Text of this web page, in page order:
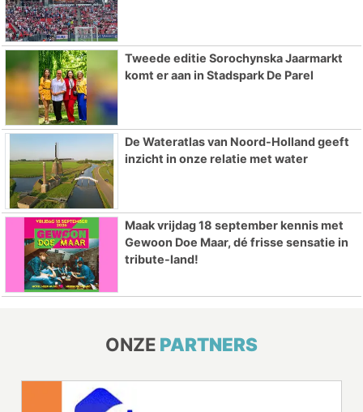
Tweede editie Sorochynska Jaarmarkt
komt er aan in Stadspark De Parel
De Wateratlas van Noord-Holland geeft
inzicht in onze relatie met water
Maak vrijdag 18 september kennis met
Gewoon Doe Maar, dé frisse sensatie in
tribute-land!
ONZE PARTNERS